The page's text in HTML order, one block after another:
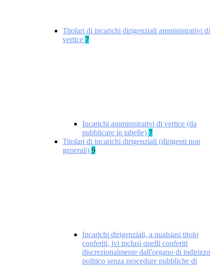
Titolari di incarichi dirigenziali amministrativi di
vertice 7
Incarichi amministrativi di vertice (da
pubblicare in tabelle) 7
Titolari di incarichi dirigenziali (dirigenti non
generali) 9
Incarichi dirigenziali, a qualsiasi titolo
conferiti, ivi inclusi quelli conferiti
discrezionalmente dall'organo di indirizzo
politico senza procedure pubbliche di